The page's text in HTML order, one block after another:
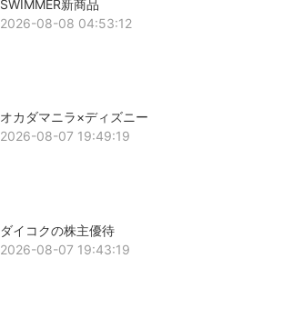
SWIMMER新商品
2026-08-08 04:53:12
オカダマニラ×ディズニー
2026-08-07 19:49:19
ダイコクの株主優待
2026-08-07 19:43:19